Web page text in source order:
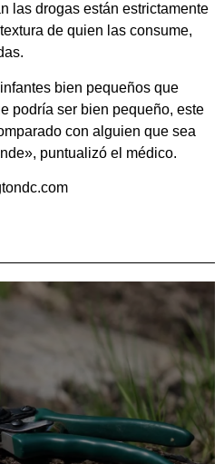
las drogas están estrictamente
de quien las consume,
bien pequeños que
podría ser bien pequeño, este
con alguien que sea
puntualizó el médico.